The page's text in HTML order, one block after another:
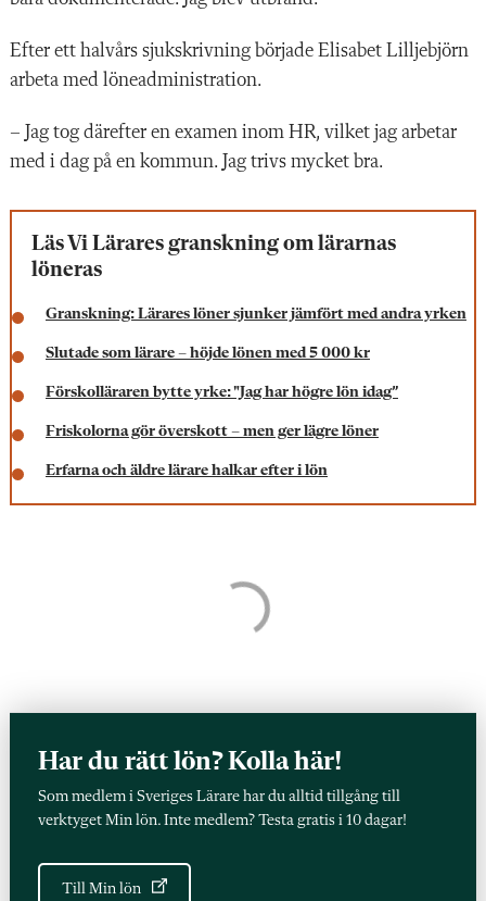
Efter ett halvårs sjukskrivning började Elisabet Lilljebjörn
arbeta med löneadministration.
– Jag tog därefter en examen inom HR, vilket jag arbetar
med i dag på en kommun. Jag trivs mycket bra.
Läs Vi Lärares granskning om lärarnas
löneras
Granskning: Lärares löner sjunker jämfört med andra yrken
Slutade som lärare – höjde lönen med 5 000 kr
Förskolläraren bytte yrke: "Jag har högre lön idag”
Friskolorna gör överskott – men ger lägre löner
Erfarna och äldre lärare halkar efter i lön
Har du rätt lön? Kolla här!
Som medlem i Sveriges Lärare har du alltid tillgång till
verktyget Min lön. Inte medlem? Testa gratis i 10 dagar!
Till Min lön